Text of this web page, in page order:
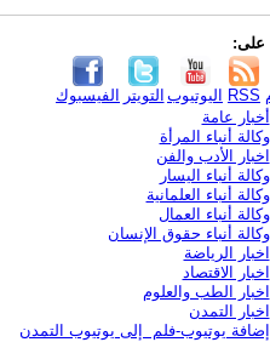
على:
الفيسبوك التويتر اليوتيوب RSS
أخبار عامة
وكالة أنباء المرأة
اخبار الأدب والفن
وكالة أنباء اليسار
وكالة أنباء العلمانية
وكالة أنباء العمال
وكالة أنباء حقوق الإنسان
اخبار الرياضة
اخبار الاقتصاد
اخبار الطب والعلوم
اخبار التمدن
إضافة يوتيوب-فلم إلى يوتيوب التمدن